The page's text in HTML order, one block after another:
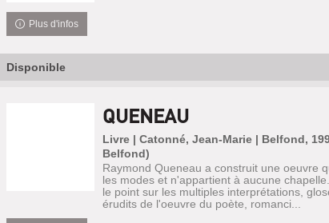
Plus d'infos
Disponible
QUENEAU
Livre | Catonné, Jean-Marie | Belfond,
Belfond)
Raymond Queneau a construit une oeuvre
les modes et n'appartient à aucune
le point sur les multiples interprétations,
érudits de l'oeuvre du poète, romanci...